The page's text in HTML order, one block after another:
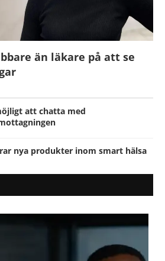
än läkare på att se
att chatta med
nya produkter inom smart hälsa